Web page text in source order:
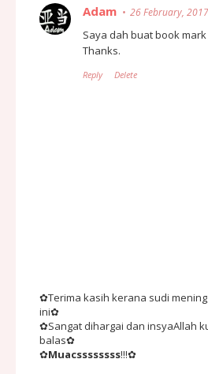
Adam 26 February,
Saya dah buat book
Thanks.
Reply Delete
✿Terima kasih kerana sudi
ini✿
✿Sangat dihargai dan insyaAllah
balas✿
✿Muacssssssss!!!✿